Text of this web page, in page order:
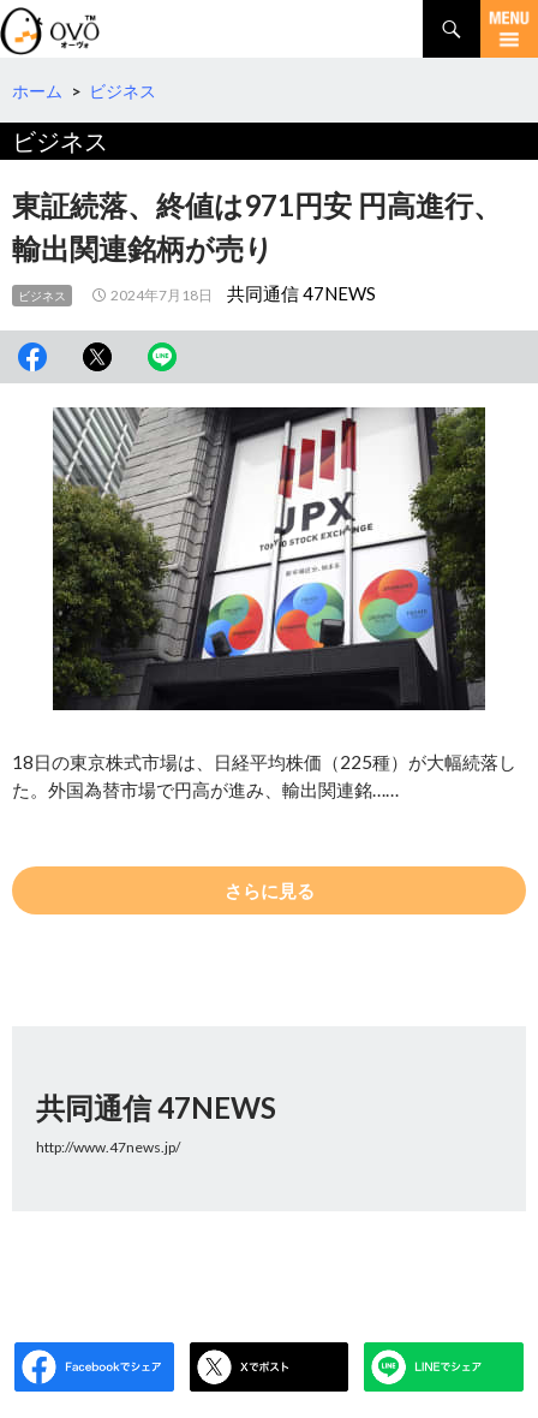
検
索
コ
テ
へ
移
動
ホーム > ビジネス
ビジネス
東証続落、終値は971円安 円高進行、
輸出関連銘柄が売り
ビジネス 2024年7月18日 共同通信 47NEWS
18日の東京株式市場は、日経平均株価（225種）が大幅続落し
た。外国為替市場で円高が進み、輸出関連銘……
さらに見る
共同通信 47NEWS
http://www.47news.jp/